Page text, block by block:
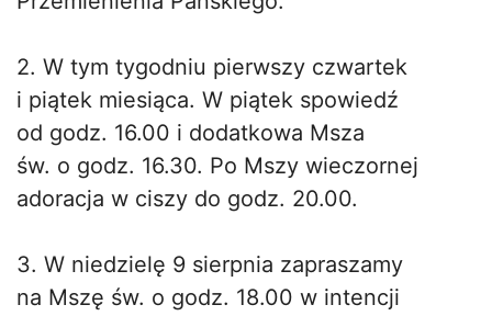
2. W tym tygodniu pierwszy czwartek
i piątek miesiąca. W piątek spowiedź
od godz. 16.00 i dodatkowa Msza
św. o godz. 16.30. Po Mszy wieczornej
adoracja w ciszy do godz. 20.00.
3. W niedzielę 9 sierpnia zapraszamy
na Mszę św. o godz. 18.00 w intencji